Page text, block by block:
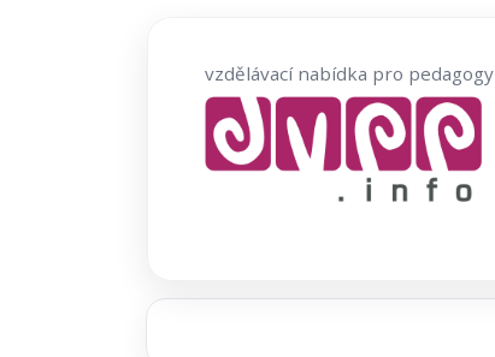
vzdělávací nabídka pro pedagogy